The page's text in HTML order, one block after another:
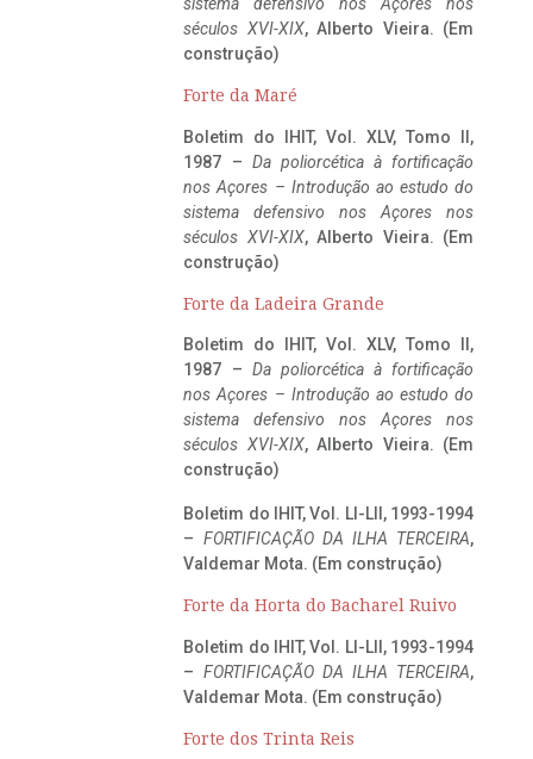
sistema defensivo nos Açores nos
séculos XVI-XIX, Alberto Vieira. (Em
construção)
Forte da Maré
Boletim do IHIT, Vol. XLV, Tomo II,
1987 – Da poliorcética à fortificação
nos Açores – Introdução ao estudo do
sistema defensivo nos Açores nos
séculos XVI-XIX, Alberto Vieira. (Em
construção)
Forte da Ladeira Grande
Boletim do IHIT, Vol. XLV, Tomo II,
1987 – Da poliorcética à fortificação
nos Açores – Introdução ao estudo do
sistema defensivo nos Açores nos
séculos XVI-XIX, Alberto Vieira. (Em
construção)
Boletim do IHIT, Vol. LI-LII, 1993-1994
– FORTIFICAÇÃO DA ILHA TERCEIRA,
Valdemar Mota. (Em construção)
Forte da Horta do Bacharel Ruivo
Boletim do IHIT, Vol. LI-LII, 1993-1994
– FORTIFICAÇÃO DA ILHA TERCEIRA,
Valdemar Mota. (Em construção)
Forte dos Trinta Reis